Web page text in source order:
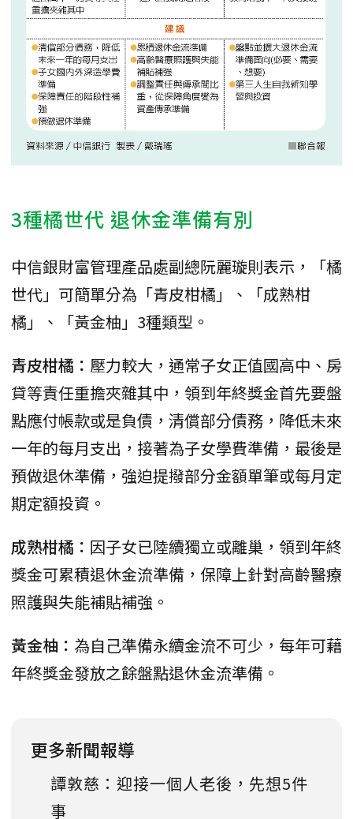
3種橘世代 退休金準備有別
中信銀財富管理產品處副總阮麗璇則表示，「橘
世代」可簡單分為「青皮柑橘」、「成熟柑
橘」、「黃金柚」3種類型。
青皮柑橘： 壓力較大，通常子女正值國高中、房
貸等責任重擔夾雜其中，領到年終獎金首先要盤
點應付帳款或是負債，清償部分債務，降低未來
一年的每月支出，接著為子女學費準備，最後是
預做退休準備，強迫提撥部分金額單筆或每月定
期定額投資。
成熟柑橘： 因子女已陸續獨立或離巢，領到年終
獎金可累積退休金流準備，保障上針對高齡醫療
照護與失能補貼補強。
黃金柚： 為自己準備永續金流不可少，每年可藉
年終獎金發放之餘盤點退休金流準備。
更多新聞報導
譚敦慈：迎接一個人老後，先想5件
事